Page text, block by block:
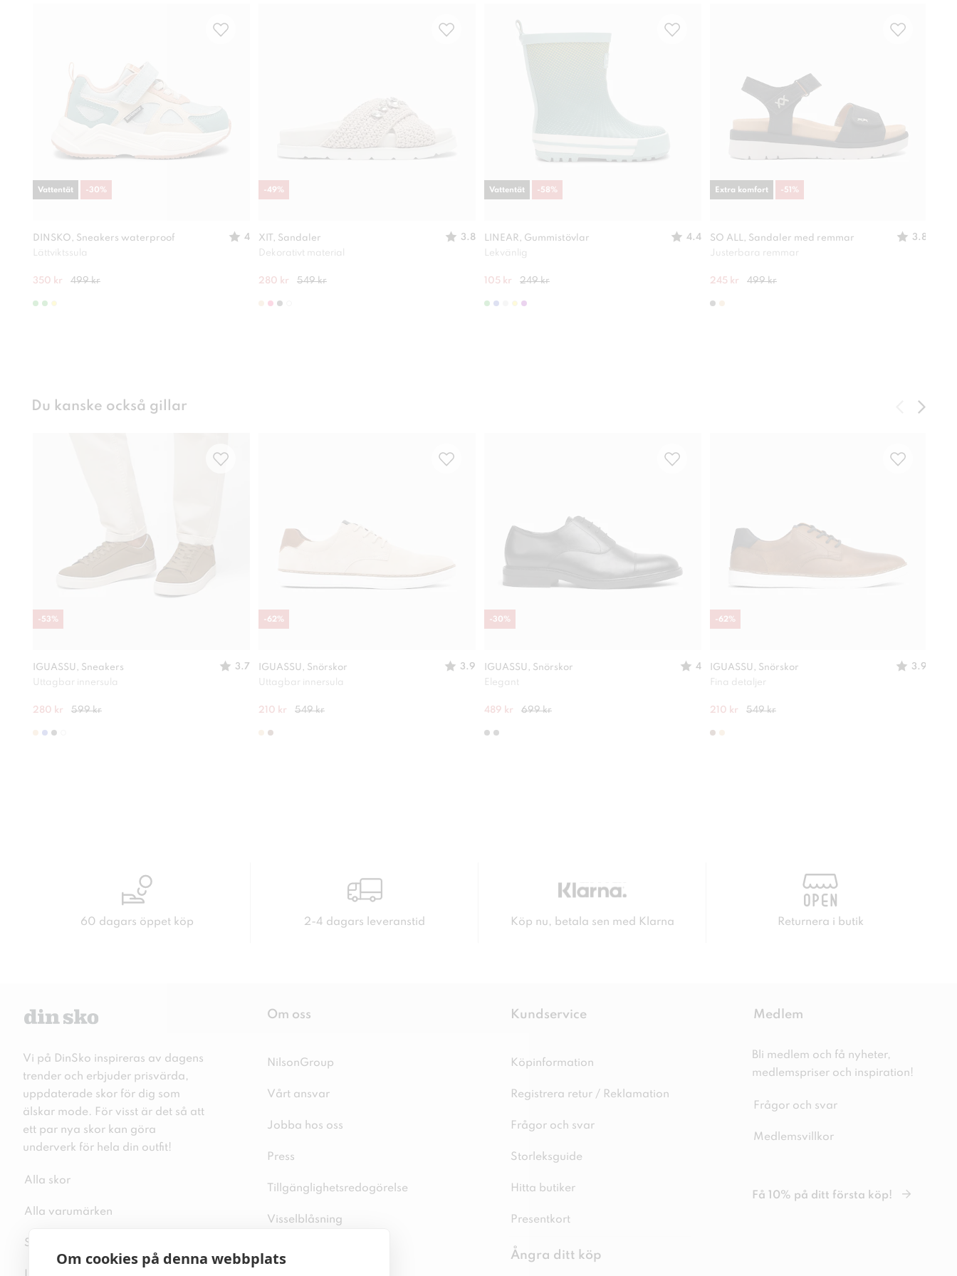
Om cookies på denna webbplats
DINSKO, Sneakers waterproof
4
Lättviktssula
350 kr 499 kr
Vattentät -30%
XIT, Sandaler
3.8
Dekorativt material
280 kr 549 kr
-49%
LINEAR, Gummistövlar
4.4
Lekvänlig
105 kr 249 kr
Vattentät -58 %
SO ALL, Sandaler med remmar
3.8
Justerbara remmar
245 kr 499 kr
Extra komfort -51 %
Du kanske också gillar
IGUASSU, Sneakers
3.7
Uttagbar innersula
280 kr 599 kr
-53%
IGUASSU, Snörskor
3.9
Uttagbar innersula
210 kr 549 kr
-62%
IGUASSU, Snörskor
4
Elegant
489 kr 699 kr
-30%
IGUASSU, Snörskor
3.9
Fina detaljer
210 kr 549 kr
-62%
60 dagars öppet köp 2-4 dagars leveranstid Köp nu, betala sen med Klarna Returnera i butik
Vi på DinSko inspireras av dagens
trender och erbjuder prisvärda,
uppdaterade skor för dig som
älskar mode. För visst är det så att
ett par nya skor kan göra
underverk för hela din outfit!
Alla skor
Alla varumärken
Sitemap
Om oss
NilsonGroup
Vårt ansvar
Jobba hos oss
Press
Tillgänglighetsredogörelse
Visselblåsning
Kundservice
Köpinformation
Registrera retur / Reklamation
Frågor och svar
Storleksguide
Hitta butiker
Presentkort
Ångra ditt köp
Medlem
Bli medlem och få nyheter,
medlemspriser och inspiration!
Frågor och svar
Medlemsvillkor
Få 10% på ditt första köp!